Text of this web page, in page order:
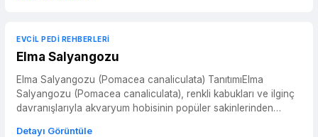
EVCIL PEDI REHBERLERI
Elma Salyangozu
Elma Salyangozu (Pomacea canaliculata) TanıtımıElma
Salyangozu (Pomacea canaliculata), renkli kabukları ve ilginç
davranışlarıyla akvaryum hobisinin popüler sakinlerinden
Detayı Görüntüle